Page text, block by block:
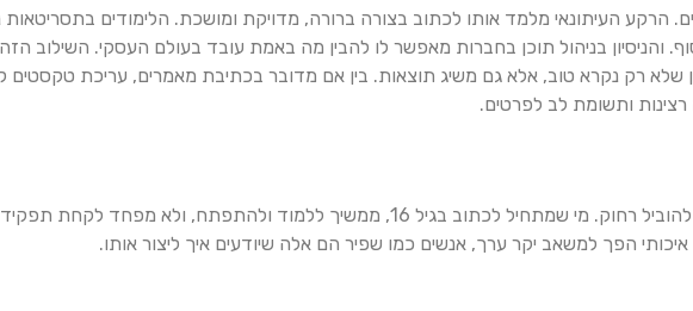
הרקע העיתונאי מלמד אותו לכתוב בצורה ברורה, מדויקת ומושכת. הלימודים בתסריטאות
בניהול תוכן בחברות מאפשר לו להבין מה באמת עובד בעולם העסקי. השילוב הזה
רק נקרא טוב, אלא גם משיג תוצאות. בין אם מדובר בכתיבת מאמרים, עריכת טקסטים
ותשומת לב לפרטים.
המסלול של שפיר מלמד שהתמדה ותשוקה אמיתית יכולים להוביל רחוק. מי שמתחיל לכתוב בגיל 16, ממשיך ללמוד
איכותי הפך למשאב יקר ערך, אנשים כמו שפיר הם אלה שיודעים איך ליצור אותו.